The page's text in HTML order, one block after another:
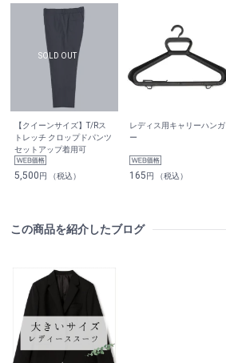
【クイーンサイズ】T/Rス
トレッチ クロップドパンツ
セットアップ着用可
5,500円 （税込）
レディス用キャリーハンガ
ー
165円 （税込）
この商品を紹介したブログ